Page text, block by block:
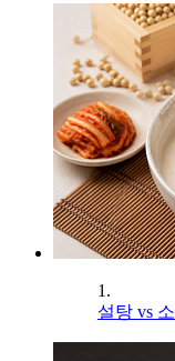
1.
설탕 vs